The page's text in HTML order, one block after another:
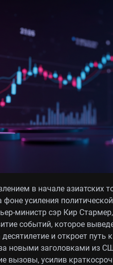
в начале азиатских
фоне усиления
министр сэр Кир
событий, которое
и откроет
новыми заголовками из
вызовы, усилив